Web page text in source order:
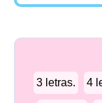
3 letras. 4